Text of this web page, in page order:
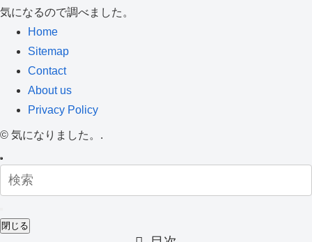
気になるので調べました。
Home
Sitemap
Contact
About us
Privacy Policy
© 気になりました。.
閉じる